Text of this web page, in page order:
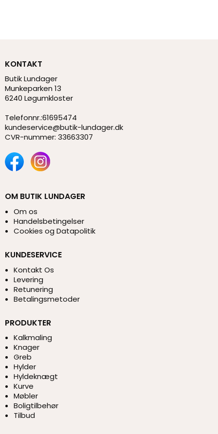
KONTAKT
Butik Lundager
Munkeparken 13
6240 Løgumkloster
Telefonnr.:61695474
kundeservice@butik-lundager.dk
CVR-nummer: 33663307
OM BUTIK LUNDAGER
Om os
Handelsbetingelser
Cookies og Datapolitik
KUNDESERVICE
Kontakt Os
Levering
Retunering
Betalingsmetoder
PRODUKTER
Kalkmaling
Knager
Greb
Hylder
Hyldeknægt
Kurve
Møbler
Boligtilbehør
Tilbud